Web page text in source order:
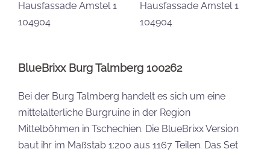
BlueBrixx Burg Talmberg 100262
Bei der Burg Talmberg handelt es sich um eine
mittelalterliche Burgruine in der Region
Mittelböhmen in Tschechien. Die BlueBrixx Version
baut ihr im Maßstab 1:200 aus 1167 Teilen. Das Set